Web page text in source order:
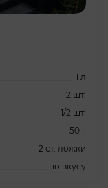
1 л
2 шт.
1/2 шт.
50 г
2 ст. ложки
по вкусу